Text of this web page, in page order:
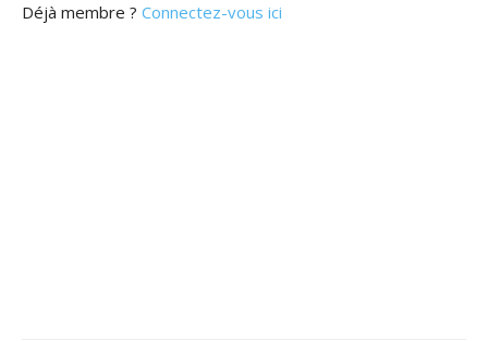
Déjà membre ? Connectez-vous ici